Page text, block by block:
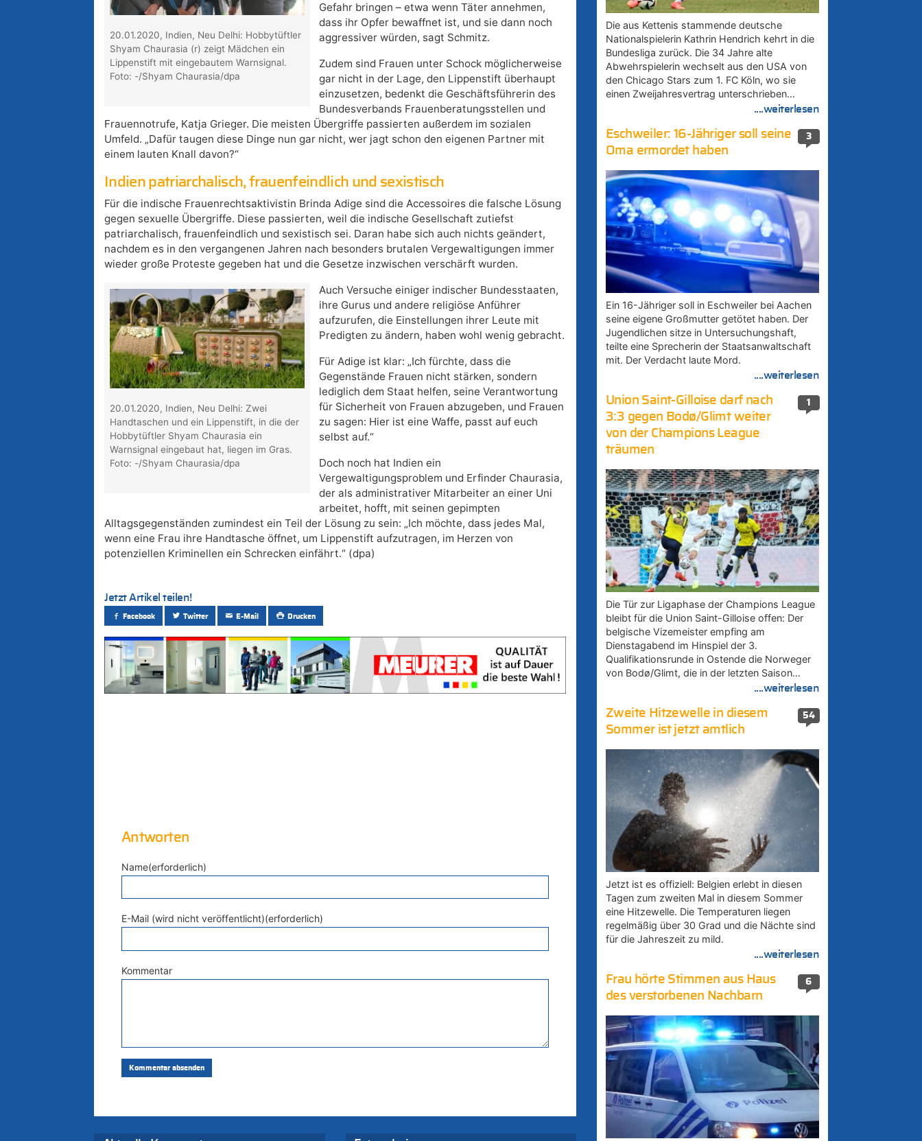
20.01.2020, Indien, Neu Delhi: Hobbytüftler
Shyam Chaurasia (r) zeigt Mädchen ein
Lippenstift mit eingebautem Warnsignal.
Foto: -/Shyam Chaurasia/dpa
Gefahr bringen – etwa wenn Täter annehmen,
dass ihr Opfer bewaffnet ist, und sie dann noch
aggressiver würden, sagt Schmitz.
Zudem sind Frauen unter Schock möglicherweise
gar nicht in der Lage, den Lippenstift überhaupt
einzusetzen, bedenkt die Geschäftsführerin des
Bundesverbands Frauenberatungsstellen und
Frauennotrufe, Katja Grieger. Die meisten Übergriffe passierten außerdem im sozialen
Umfeld. „Dafür taugen diese Dinge nun gar nicht, wer jagt schon den eigenen Partner mit
einem lauten Knall davon?“
Indien patriarchalisch, frauenfeindlich und sexistisch
Für die indische Frauenrechtsaktivistin Brinda Adige sind die Accessoires die falsche Lösung
gegen sexuelle Übergriffe. Diese passierten, weil die indische Gesellschaft zutiefst
patriarchalisch, frauenfeindlich und sexistisch sei. Daran habe sich auch nichts geändert,
nachdem es in den vergangenen Jahren nach besonders brutalen Vergewaltigungen immer
wieder große Proteste gegeben hat und die Gesetze inzwischen verschärft wurden.
20.01.2020, Indien, Neu Delhi: Zwei
Handtaschen und ein Lippenstift, in die der
Hobbytüftler Shyam Chaurasia ein
Warnsignal eingebaut hat, liegen im Gras.
Foto: -/Shyam Chaurasia/dpa
Auch Versuche einiger indischer Bundesstaaten,
ihre Gurus und andere religiöse Anführer
aufzurufen, die Einstellungen ihrer Leute mit
Predigten zu ändern, haben wohl wenig gebracht.
Für Adige ist klar: „Ich fürchte, dass die
Gegenstände Frauen nicht stärken, sondern
lediglich dem Staat helfen, seine Verantwortung
für Sicherheit von Frauen abzugeben, und Frauen
zu sagen: Hier ist eine Waffe, passt auf euch
selbst auf.“
Doch noch hat Indien ein
Vergewaltigungsproblem und Erfinder Chaurasia,
der als administrativer Mitarbeiter an einer Uni
arbeitet, hofft, mit seinen gepimpten
Alltagsgegenständen zumindest ein Teil der Lösung zu sein: „Ich möchte, dass jedes Mal,
wenn eine Frau ihre Handtasche öffnet, um Lippenstift aufzutragen, im Herzen von
potenziellen Kriminellen ein Schrecken einfährt.“ (dpa)
Jetzt Artikel teilen!
Facebook Twitter E-Mail Drucken
Antworten
Name(erforderlich)
E-Mail (wird nicht veröffentlicht)(erforderlich)
Kommentar
Die aus Kettenis stammende deutsche
Nationalspielerin Kathrin Hendrich kehrt in die
Bundesliga zurück. Die 34 Jahre alte
Abwehrspielerin wechselt aus den USA von
den Chicago Stars zum 1. FC Köln, wo sie
einen Zweijahresvertrag unterschrieben…
....weiterlesen
3
Eschweiler: 16-Jähriger soll seine
Oma ermordet haben
Ein 16-Jähriger soll in Eschweiler bei Aachen
seine eigene Großmutter getötet haben. Der
Jugendlichen sitze in Untersuchungshaft,
teilte eine Sprecherin der Staatsanwaltschaft
mit. Der Verdacht laute Mord.
....weiterlesen
1
Union Saint-Gilloise darf nach
3:3 gegen Bodø/Glimt weiter
von der Champions League
träumen
Die Tür zur Ligaphase der Champions League
bleibt für die Union Saint-Gilloise offen: Der
belgische Vizemeister empfing am
Dienstagabend im Hinspiel der 3.
Qualifikationsrunde in Ostende die Norweger
von Bodø/Glimt, die in der letzten Saison…
....weiterlesen
54
Zweite Hitzewelle in diesem
Sommer ist jetzt amtlich
Jetzt ist es offiziell: Belgien erlebt in diesen
Tagen zum zweiten Mal in diesem Sommer
eine Hitzewelle. Die Temperaturen liegen
regelmäßig über 30 Grad und die Nächte sind
für die Jahreszeit zu mild.
....weiterlesen
6
Frau hörte Stimmen aus Haus
des verstorbenen Nachbarn